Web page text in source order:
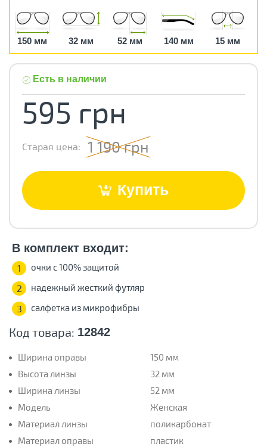
150 мм 32 мм 52 мм 140 мм 15 мм
Код товара: 12842
Ширина оправы
150 мм
Высота линзы
32 мм
Ширина линзы
52 мм
Модель
Женская
Материал линзы
поликарбонат
Материал оправы
пластик
Есть в наличии
595 грн
Старая цена: 1 190 грн
Купить
В комплект входит:
1 очки с 100% защитой
2 надежный жесткий футляр
3 салфетка из микрофибры